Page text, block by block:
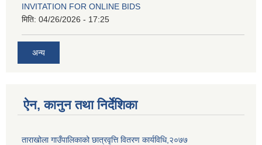
INVITATION FOR ONLINE BIDS
मिति: 04/26/2026 - 17:25
अन्य
ऐन, कानुन तथा निर्देशिका
ताराखोला गाउँपालिकाको छात्रवृत्ति वितरण कार्यविधि,२०७७